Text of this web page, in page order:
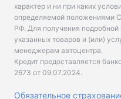
характер и ни при каких
определяемой положениями
РФ. Для получения
указанных товаров и (или)
менеджерам автоцентра.
Кредит предоставляется
2673 от 09.07.2024.
Обязательное